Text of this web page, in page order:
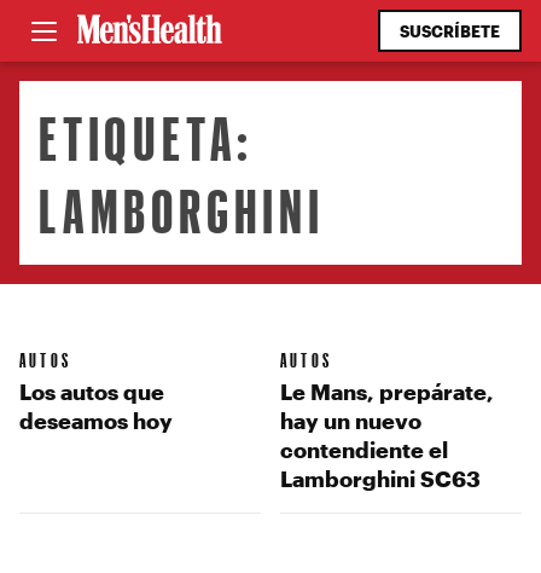
SUSCRÍBETE
ETIQUETA:
LAMBORGHINI
AUTOS
Los autos que
deseamos hoy
AUTOS
Le Mans, prepárate,
hay un nuevo
contendiente el
Lamborghini SC63